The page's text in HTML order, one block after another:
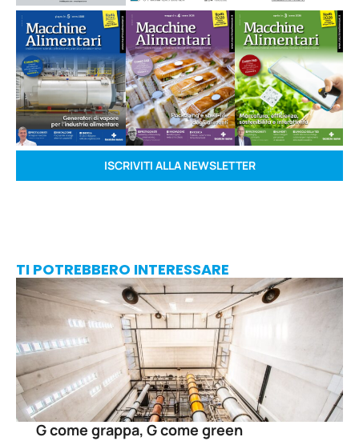
ISCRIVITI ALLA NEWSLETTER
TI POTREBBERO INTERESSARE
G come grappa, G come green